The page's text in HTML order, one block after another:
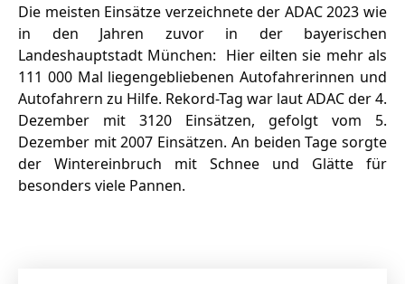
Die meisten Einsätze verzeichnete der ADAC 2023 wie
in den Jahren zuvor in der bayerischen
Landeshauptstadt München: Hier eilten sie mehr als
111 000 Mal liegengebliebenen Autofahrerinnen und
Autofahrern zu Hilfe. Rekord-Tag war laut ADAC der 4.
Dezember mit 3120 Einsätzen, gefolgt vom 5.
Dezember mit 2007 Einsätzen. An beiden Tage sorgte
der Wintereinbruch mit Schnee und Glätte für
besonders viele Pannen.